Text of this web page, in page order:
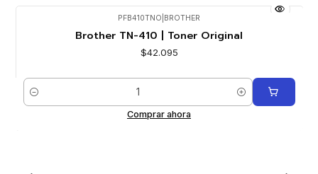
PFB410TNO BROTHER
Brother TN-410 | Toner Original
$42.095
Cantidad
Comprar ahora